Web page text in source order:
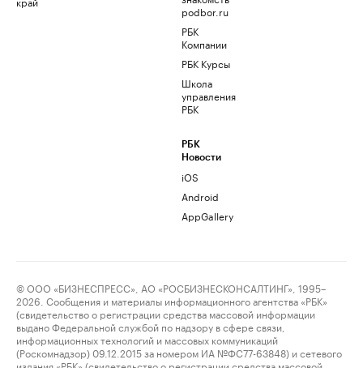
podbor.ru
РБК
Компании
РБК Курсы
Школа
управления
РБК
РБК
Новости
iOS
Android
AppGallery
© ООО «БИЗНЕСПРЕСС», АО «РОСБИЗНЕСКОНСАЛТИНГ», 1995–
2026. Сообщения и материалы информационного агентства «РБК»
(свидетельство о регистрации средства массовой информации
выдано Федеральной службой по надзору в сфере связи,
информационных технологий и массовых коммуникаций
(Роскомнадзор) 09.12.2015 за номером ИА №ФС77-63848) и сетевого